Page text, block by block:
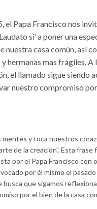
el Papa Francisco nos
si’ a poner una
nuestra casa común, así
hermanas mas frágiles. A
el llamado sigue siendo
nuestro compromiso
mentes y toca nuestros
de la creación”. Esta frase
por el Papa Francisco con
por él mismo el
busca que sigamos
por el bien de la casa